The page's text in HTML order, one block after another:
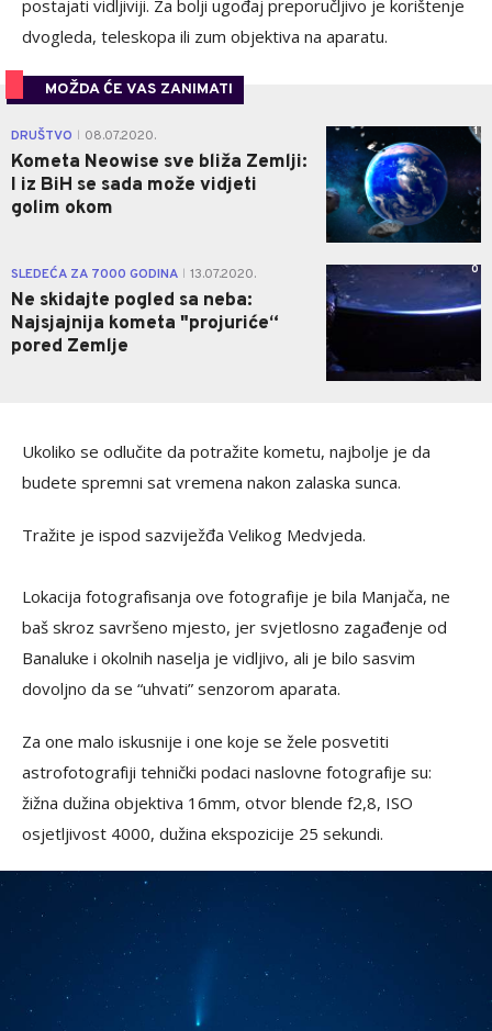
postajati vidljiviji. Za bolji ugođaj preporučljivo je korištenje
dvogleda, teleskopa ili zum objektiva na aparatu.
MOŽDA ĆE VAS ZANIMATI
DRUŠTVO 08.07.2020.
Kometa Neowise sve bliža Zemlji:
I iz BiH se sada može vidjeti
golim okom
1
SLEDEĆA ZA 7000 GODINA 13.07.2020.
Ne skidajte pogled sa neba:
Najsjajnija kometa "projuriće“
pored Zemlje
0
Ukoliko se odlučite da potražite kometu, najbolje je da
budete spremni sat vremena nakon zalaska sunca.
Tražite je ispod sazviježđa Velikog Medvjeda.
Lokacija fotografisanja ove fotografije je bila Manjača, ne
baš skroz savršeno mjesto, jer svjetlosno zagađenje od
Banaluke i okolnih naselja je vidljivo, ali je bilo sasvim
dovoljno da se “uhvati” senzorom aparata.
Za one malo iskusnije i one koje se žele posvetiti
astrofotografiji tehnički podaci naslovne fotografije su:
žižna dužina objektiva 16mm, otvor blende f2,8, ISO
osjetljivost 4000, dužina ekspozicije 25 sekundi.